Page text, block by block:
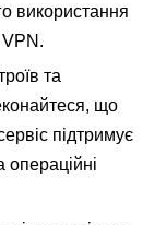
використання
VPN.
та
що
підтримує
операційні